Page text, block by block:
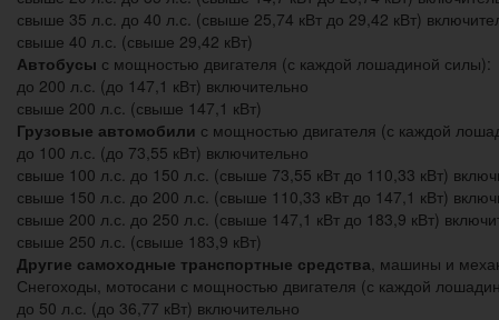
свыше 35 л.с. до 40 л.с. (свыше 25,74 кВт до 29,42 кВт)
свыше 40 л.с. (свыше 29,42 кВт)
Автобусы с мощностью двигателя (с каждой лошадиной силы):
до 200 л.с. (до 147,1 кВт) включительно
свыше 200 л.с. (свыше 147,1 кВт)
Грузовые автомобили с мощностью двигателя (с каждой
до 100 л.с. (до 73,55 кВт) включительно
свыше 100 л.с. до 150 л.с. (свыше 73,55 кВт до 110,33 кВт)
свыше 150 л.с. до 200 л.с. (свыше 110,33 кВт до 147,1 кВт)
свыше 200 л.с. до 250 л.с. (свыше 147,1 кВт до 183,9 кВт)
свыше 250 л.с. (свыше 183,9 кВт)
Другие самоходные транспортные средства, машины и
Снегоходы, мотосани с мощностью двигателя (с каждой
до 50 л.с. (до 36,77 кВт) включительно